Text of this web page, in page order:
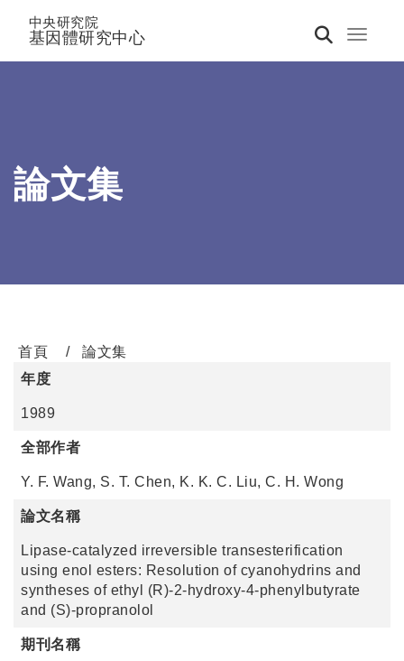
Toggle
中央研究院
基因體研究中心
論文集
首頁
論文集
年度
1989
全部作者
Y. F. Wang, S. T. Chen, K. K. C. Liu, C. H. Wong
論文名稱
Lipase-catalyzed irreversible transesterification
using enol esters: Resolution of cyanohydrins and
syntheses of ethyl (R)-2-hydroxy-4-phenylbutyrate
and (S)-propranolol
期刊名稱